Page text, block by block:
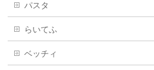
パスタ
らいてふ
ベッチィ